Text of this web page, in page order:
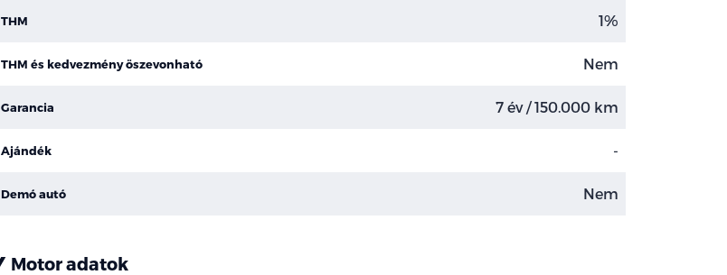
THM 1%
THM és kedvezmény öszevonható Nem
Garancia 7 év / 150.000 km
Ajándék -
Demó autó Nem
Motor adatok